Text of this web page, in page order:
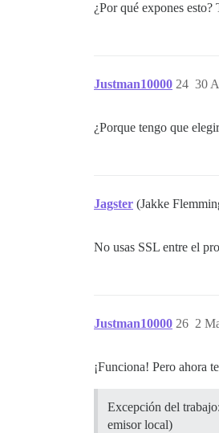
¿Por qué expones
Justman10000 30
24
¿Porque tengo que
Jagster (Jakke
No usas SSL entre el
Justman10000 2
26
¡Funciona! Pero ahora
Excepción del
emisor local)